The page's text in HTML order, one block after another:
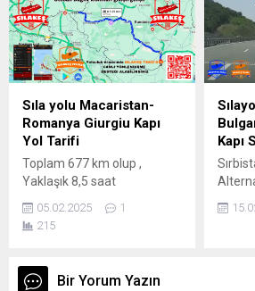
üyesi.
Sıla yolu Macaristan-
Romanya Giurgiu Kapı
Yol Tarifi
Toplam 677 km olup ,
Yaklaşık 8,5 saat
Otoban Dağlık kısımları
gidişli-gelişli
05.02.2025
1
215
Kapı
km
Bir Yorum Yazın